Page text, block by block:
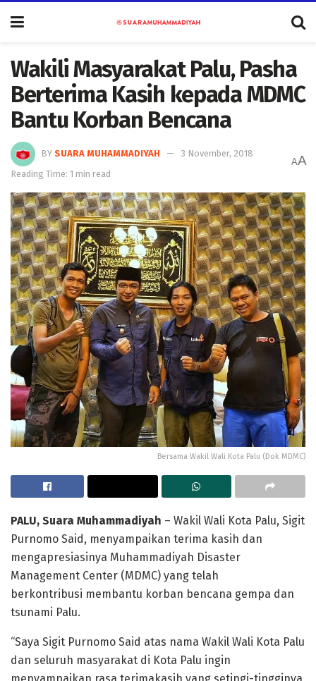
Wakili Masyarakat Palu, Pasha
Berterima Kasih kepada MDMC
Bantu Korban Bencana
BY SUARA MUHAMMADIYAH
3 November, 2018
Reading Time: 1 min read
AA
Bersama Wakil Wali Kota Palu (Dok MDMC)
PALU, Suara Muhammadiyah – Wakil Wali Kota Palu, Sigit
Purnomo Said, menyampaikan terima kasih dan
mengapresiasinya Muhammadiyah Disaster
Management Center (MDMC) yang telah
berkontribusi membantu korban bencana gempa dan
tsunami Palu.
“Saya Sigit Purnomo Said atas nama Wakil Wali Kota Palu
dan seluruh masyarakat di Kota Palu ingin